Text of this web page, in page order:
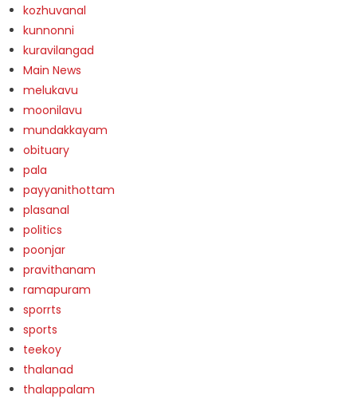
kozhuvanal
kunnonni
kuravilangad
Main News
melukavu
moonilavu
mundakkayam
obituary
pala
payyanithottam
plasanal
politics
poonjar
pravithanam
ramapuram
sporrts
sports
teekoy
thalanad
thalappalam